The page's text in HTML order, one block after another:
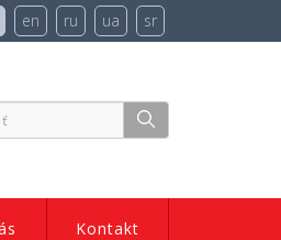
en ru ua sr
Kontakt